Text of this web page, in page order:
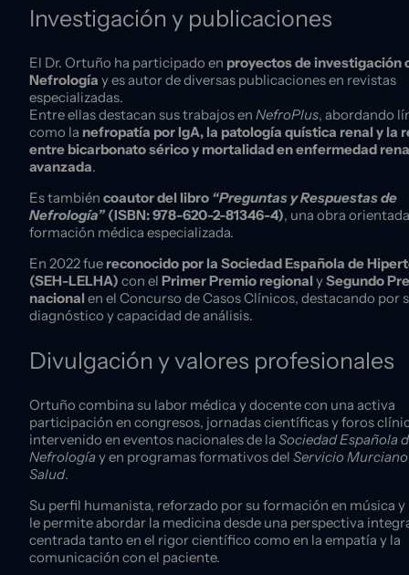
Investigación y publicaciones
El Dr. Ortuño ha participado en proyectos de investigación
Nefrología y es autor de diversas publicaciones en revistas
especializadas.
Entre ellas destacan sus trabajos en NefroPlus, abordando
como la nefropatía por IgA, la patología quística renal y la
entre bicarbonato sérico y mortalidad en enfermedad
avanzada.
Es también coautor del libro “Preguntas y Respuestas de
Nefrología”(ISBN: 978-620-2-81346-4), una obra
formación médica especializada.
En 2022 fue reconocido por la Sociedad Española de
(SEH-LELHA) con el Primer Premio regionalySegundo
nacionalen el Concurso de Casos Clínicos, destacando por
diagnóstico y capacidad de análisis.
Divulgación y valores profesionales
Ortuño combina su labor médica y docente con una activa
participación en congresos, jornadas científicas y foros
intervenido en eventos nacionales de la Sociedad Española
Nefrologíay en programas formativos del Servicio
Salud.
Su perfil humanista, reforzado por su formación en música
le permite abordar la medicina desde una perspectiva
centrada tanto en el rigor científico como en la empatía y la
comunicación con el paciente.